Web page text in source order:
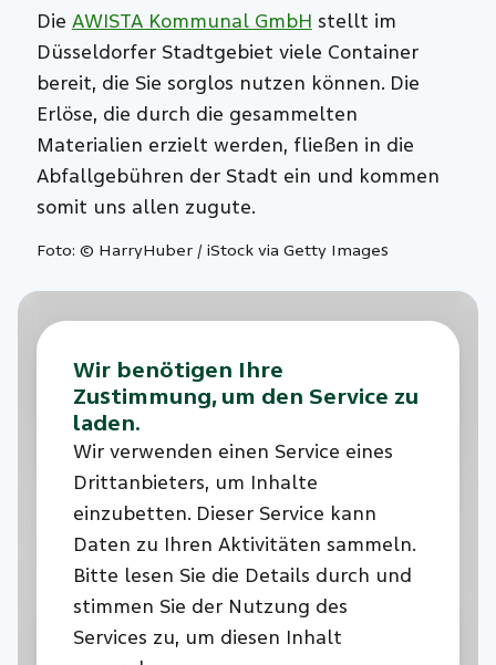
Die AWISTA Kommunal GmbH stellt im
Düsseldorfer Stadtgebiet viele Container
bereit, die Sie sorglos nutzen können. Die
Erlöse, die durch die gesammelten
Materialien erzielt werden, fließen in die
Abfallgebühren der Stadt ein und kommen
somit uns allen zugute.
Foto: © HarryHuber / iStock via Getty Images
Wir benötigen Ihre
Zustimmung, um den Service zu
laden.
Wir verwenden einen Service eines
Drittanbieters, um Inhalte
einzubetten. Dieser Service kann
Daten zu Ihren Aktivitäten sammeln.
Bitte lesen Sie die Details durch und
stimmen Sie der Nutzung des
Services zu, um diesen Inhalt